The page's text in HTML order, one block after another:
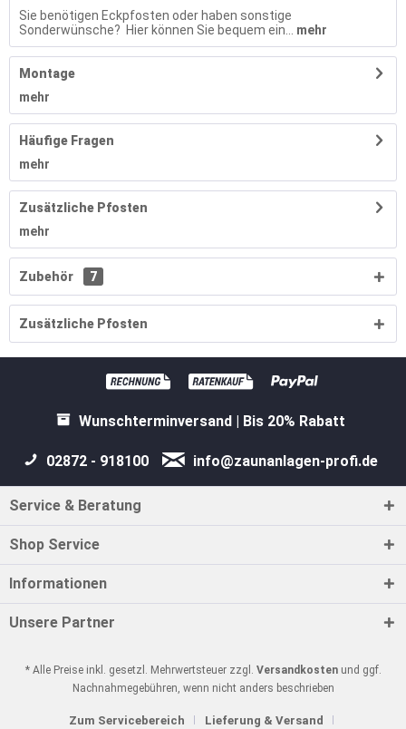
Sie benötigen Eckpfosten oder haben sonstige
Sonderwünsche? Hier können Sie bequem ein...
mehr
Montage
mehr
Häufige Fragen
mehr
Zusätzliche Pfosten
mehr
Zubehör 7
Zusätzliche Pfosten
Wunschterminversand | Bis 20% Rabatt
02872 - 918100 info@zaunanlagen-profi.de
Service & Beratung
Shop Service
Informationen
Unsere Partner
* Alle Preise inkl. gesetzl. Mehrwertsteuer zzgl. Versandkostenund ggf.
Nachnahmegebühren, wenn nicht anders beschrieben
Zum Servicebereich Lieferung & Versand